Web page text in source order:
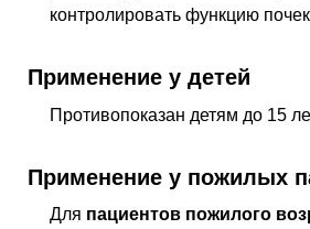
контролировать функцию
Применение у детей
Противопоказан детям до 15
Применение у пожилых
Для пациентов пожилого